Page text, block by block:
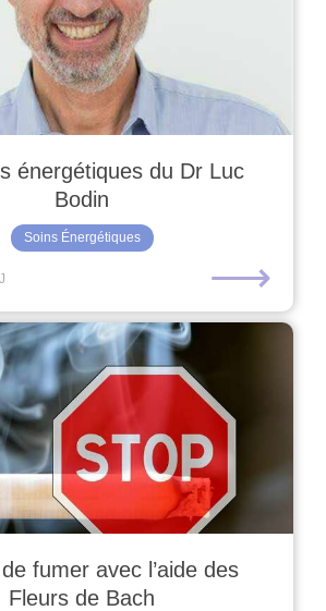
énergétiques du Dr Luc
Bodin
Soins Énergétiques
⟶
fumer avec l’aide des
Fleurs de Bach